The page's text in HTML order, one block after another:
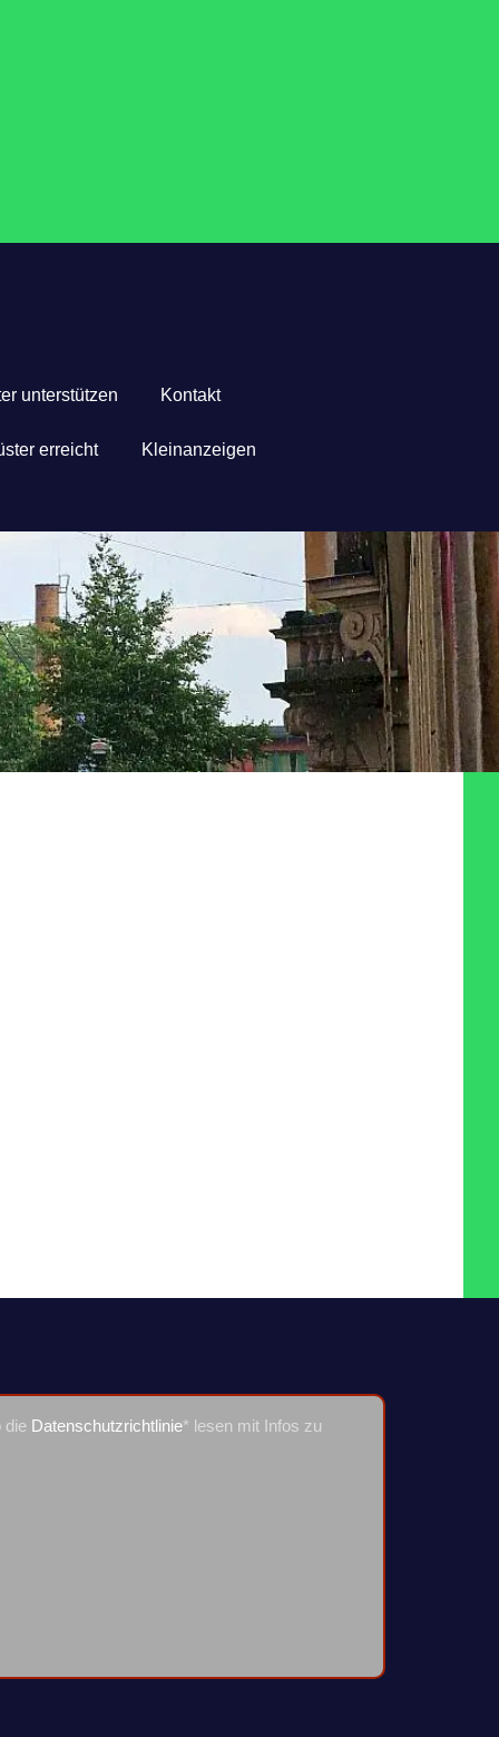
unterstützen Kontakt
erreicht Kleinanzeigen
die Datenschutzrichtlinie* lesen mit Infos zu